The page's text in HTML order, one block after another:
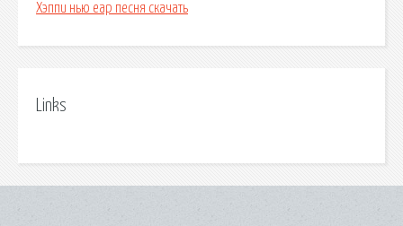
Хэппи нью еар песня скачать
Links